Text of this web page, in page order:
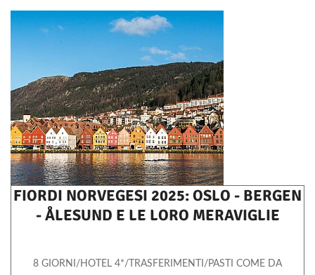
FIORDI NORVEGESI 2025: OSLO - BERGEN
- ÅLESUND E LE LORO MERAVIGLIE
8 GIORNI/HOTEL 4*/TRASFERIMENTI/PASTI COME DA